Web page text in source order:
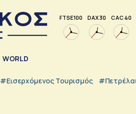
FTSE 100 DAX 30 CAC 40
WORLD
#εισερχόμενος Τουρισμός